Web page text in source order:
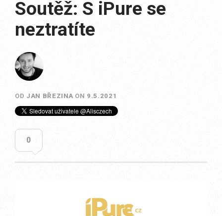
Soutěž: S iPure se
neztratíte
OD JAN BŘEZINA ON 9.5.2021
0